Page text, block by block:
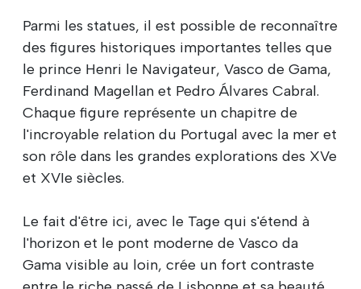
Parmi les statues, il est possible de reconnaître
des figures historiques importantes telles que
le prince Henri le Navigateur, Vasco de Gama,
Ferdinand Magellan et Pedro Álvares Cabral.
Chaque figure représente un chapitre de
l'incroyable relation du Portugal avec la mer et
son rôle dans les grandes explorations des XVe
et XVIe siècles.
Le fait d'être ici, avec le Tage qui s'étend à
l'horizon et le pont moderne de Vasco da
Gama visible au loin, crée un fort contraste